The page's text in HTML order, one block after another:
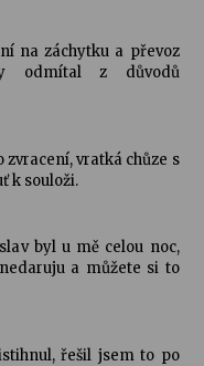
Novenka v Klášteře
na záchytku a převoz
odmítal z důvodů
zvracení, vratká chůze s
k souloži.
byl u mě celou noc,
a můžete si to
řešil jsem to po